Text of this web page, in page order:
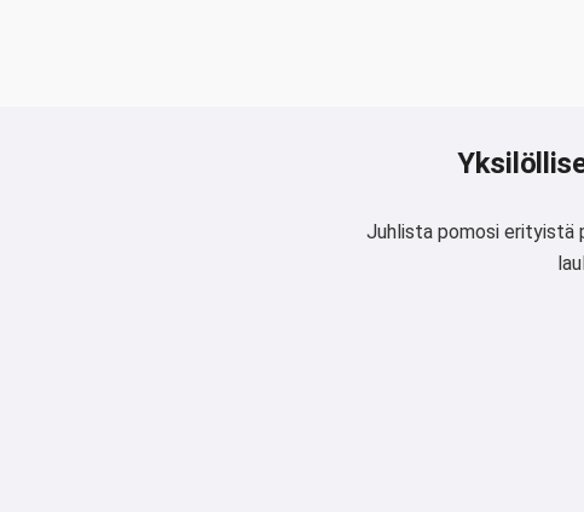
Juhlista pomosi erityistä